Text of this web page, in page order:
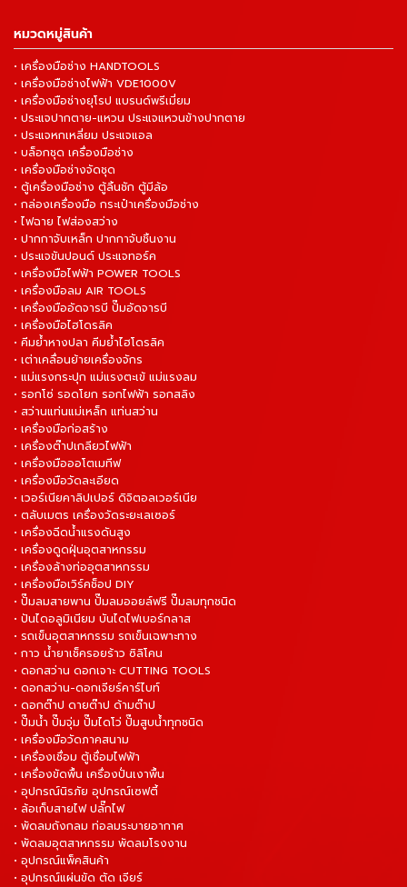
หมวดหมู่สินค้า
• เครื่องมือช่าง HANDTOOLS
• เครื่องมือช่างไฟฟ้า VDE1000V
• เครื่องมือช่างยุโรป แบรนด์พรีเมี่ยม
• ประแจปากตาย-แหวน ประแจแหวนข้างปากตาย
• ประแจหกเหลี่ยม ประแจแอล
• บล็อกชุด เครื่องมือช่าง
• เครื่องมือช่างจัดชุด
• ตู้เครื่องมือช่าง ตู้ลิ้นชัก ตู้มีล้อ
• กล่องเครื่องมือ กระเป๋าเครื่องมือช่าง
• ไฟฉาย ไฟส่องสว่าง
• ปากกาจับเหล็ก ปากกาจับชิ้นงาน
• ประแจขันปอนด์ ประแจทอร์ค
• เครื่องมือไฟฟ้า POWER TOOLS
• เครื่องมือลม AIR TOOLS
• เครื่องมืออัดจารบี ปั๊มอัดจารบี
• เครื่องมือไฮโดรลิค
• คีมย้ำหางปลา คีมย้ำไฮโดรลิค
• เต่าเคลื่อนย้ายเครื่องจักร
• แม่แรงกระปุก แม่แรงตะเข้ แม่แรงลม
• รอกโซ่ รอดโยก รอกไฟฟ้า รอกสลิง
• สว่านแท่นแม่เหล็ก แท่นสว่าน
• เครื่องมือก่อสร้าง
• เครื่องต๊าปเกลียวไฟฟ้า
• เครื่องมือออโตเมทีฟ
• เครื่องมือวัดละเอียด
• เวอร์เนียคาลิปเปอร์ ดิจิตอลเวอร์เนีย
• ตลับเมตร เครื่องวัดระยะเลเซอร์
• เครื่องฉีดน้ำแรงดันสูง
• เครื่องดูดฝุ่นอุตสาหกรรม
• เครื่องล้างท่ออุตสาหกรรม
• เครื่องมือเวิร์คช็อป DIY
• ปั๊มลมสายพาน ปั๊มลมออยล์ฟรี ปั๊มลมทุกชนิด
• ปันไดอลูมิเนียม บันไดไฟเบอร์กลาส
• รถเข็นอุตสาหกรรม รถเข็นเฉพาะทาง
• กาว น้ำยาเช็ครอยร้าว ซิลิโคน
• ดอกสว่าน ดอกเจาะ CUTTING TOOLS
• ดอกสว่าน-ดอกเจียร์คาร์ไบท์
• ดอกต๊าป ดายต๊าป ด้ามต๊าป
• ปั๊มน้ำ ปั๊มจุ่ม ปั๊มไดโว่ ปั๊มสูบน้ำทุกชนิด
• เครื่องมือวัดภาคสนาม
• เครื่องเชื่อม ตู้เชื่อมไฟฟ้า
• เครื่องขัดพื้น เครื่องปั่นเงาพื้น
• อุปกรณ์นิรภัย อุปกรณ์เซฟตี้
• ล้อเก็บสายไฟ ปลั๊กไฟ
• พัดลมถังกลม ท่อลมระบายอากาศ
• พัดลมอุตสาหกรรม พัดลมโรงงาน
• อุปกรณ์แพ็คสินค้า
• อุปกรณ์แผ่นขัด ตัด เจียร์